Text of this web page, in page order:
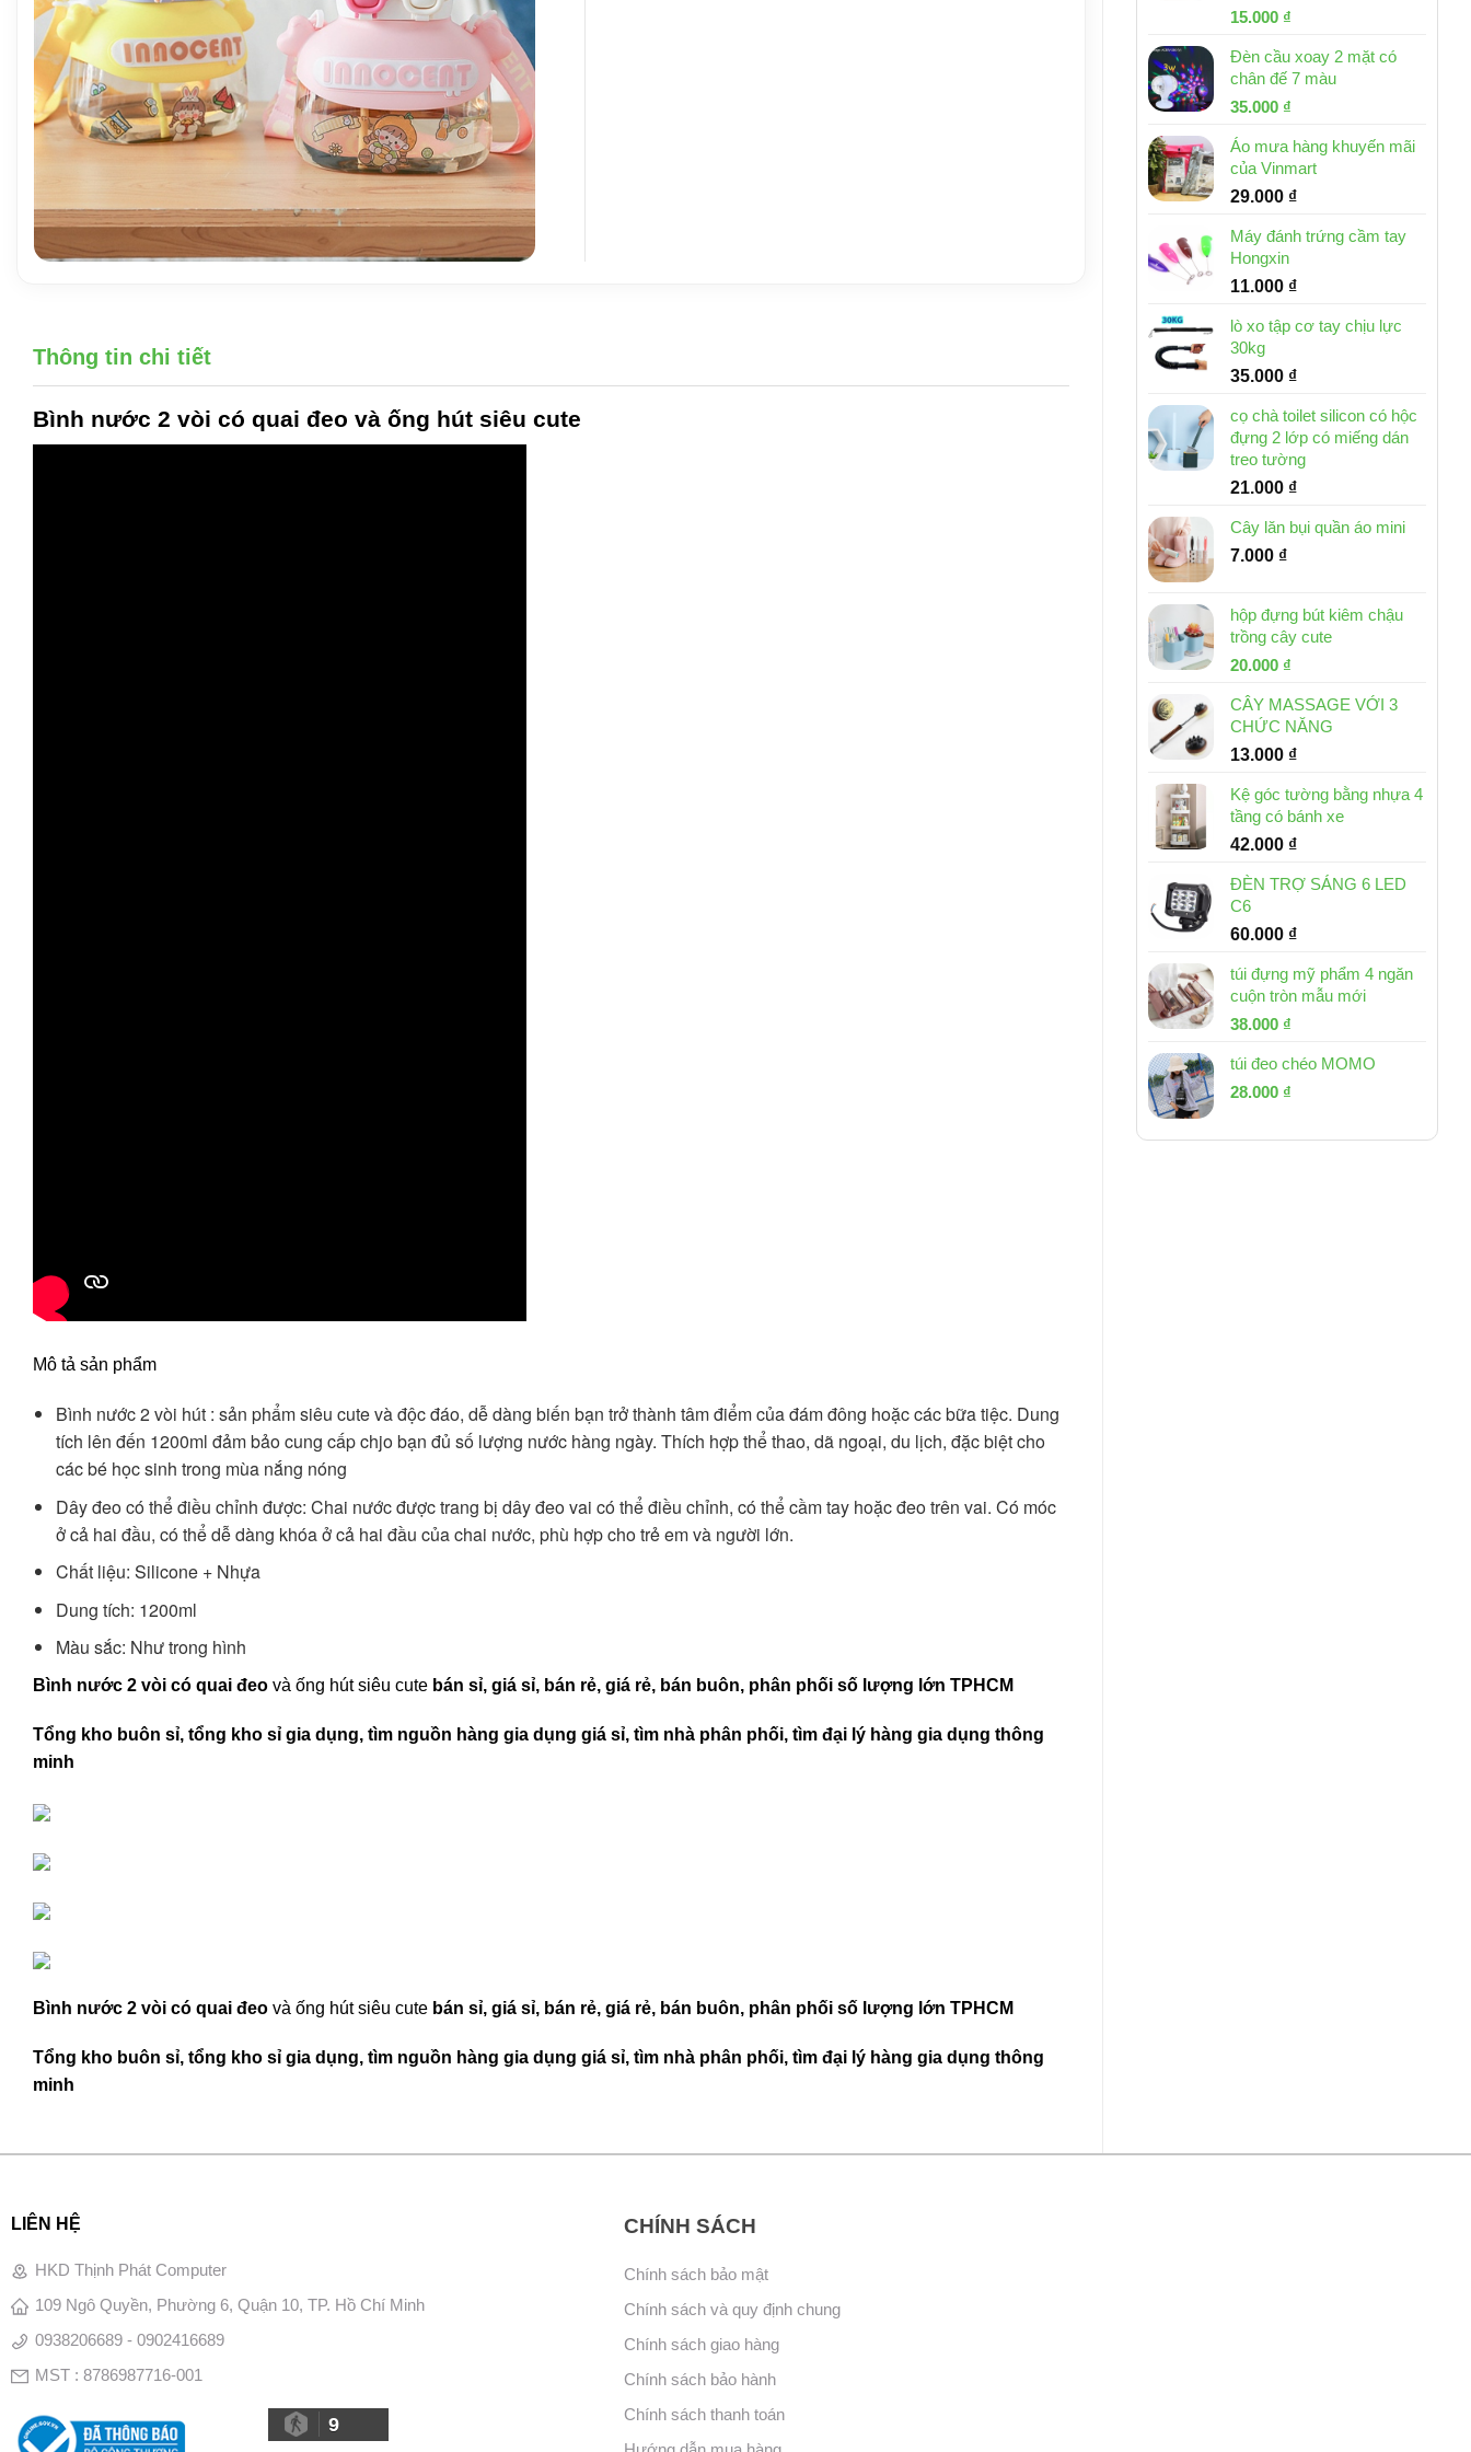
Giá
là:
32.000 ₫.
15.000 ₫
tại
là:
Đèn cầu xoay 2 mặt có
chân đế 7 màu
Giá
là:
46.000 ₫.
35.000 ₫
tại
là:
35.000 ₫.
Áo mưa hàng khuyến mãi
của Vinmart
29.000 ₫
Máy đánh trứng cầm tay
Hongxin
11.000 ₫
lò xo tập cơ tay chịu lực
30kg
35.000 ₫
cọ chà toilet silicon có hộc
đựng 2 lớp có miếng dán
treo tường
21.000 ₫
Cây lăn bụi quần áo mini
7.000 ₫
hộp đựng bút kiêm chậu
trồng cây cute
Giá
là:
30.000 ₫.
20.000 ₫
tại
là:
20.000 ₫.
CÂY MASSAGE VỚI 3
CHỨC NĂNG
13.000 ₫
Kệ góc tường bằng nhựa 4
tầng có bánh xe
42.000 ₫
ĐÈN TRỢ SÁNG 6 LED
C6
60.000 ₫
túi đựng mỹ phẩm 4 ngăn
cuộn tròn mẫu mới
Giá
là:
53.000 ₫.
38.000 ₫
tại
túi đeo chéo MOMO
Giá
là:
28.000 ₫
tại
Thông tin chi tiết
Bình nước 2 vòi có quai đeo và ống hút siêu cute
Mô tả sản phẩm
Bình nước 2 vòi hút : sản phẩm siêu cute và độc đáo, dễ dàng biến bạn trở thành tâm điểm của đám đông hoặc các bữa tiệc. Dung
tích lên đến 1200ml đảm bảo cung cấp chjo bạn đủ số lượng nước hàng ngày. Thích hợp thể thao, dã ngoại, du lịch, đặc biệt cho
các bé học sinh trong mùa nắng nóng
Dây đeo có thể điều chỉnh được: Chai nước được trang bị dây đeo vai có thể điều chỉnh, có thể cầm tay hoặc đeo trên vai. Có móc
ở cả hai đầu, có thể dễ dàng khóa ở cả hai đầu của chai nước, phù hợp cho trẻ em và người lớn.
Chất liệu: Silicone + Nhựa
Dung tích: 1200ml
Màu sắc: Như trong hình
Bình nước 2 vòi có quai đeo và ống hút siêu cute bán sỉ, giá sỉ, bán rẻ, giá rẻ, bán buôn, phân phối số lượng lớn TPHCM
Tổng kho buôn sỉ, tổng kho sỉ gia dụng, tìm nguồn hàng gia dụng giá sỉ, tìm nhà phân phối, tìm đại lý hàng gia dụng thông
minh
Bình nước 2 vòi có quai đeo và ống hút siêu cute bán sỉ, giá sỉ, bán rẻ, giá rẻ, bán buôn, phân phối số lượng lớn TPHCM
Tổng kho buôn sỉ, tổng kho sỉ gia dụng, tìm nguồn hàng gia dụng giá sỉ, tìm nhà phân phối, tìm đại lý hàng gia dụng thông
minh
LIÊN HỆ
HKD Thịnh Phát Computer
109 Ngô Quyền, Phường 6, Quận 10, TP. Hồ Chí Minh
0938206689 - 0902416689
MST : 8786987716-001
9
CHÍNH SÁCH
Chính sách bảo mật
Chính sách và quy định chung
Chính sách giao hàng
Chính sách bảo hành
Chính sách thanh toán